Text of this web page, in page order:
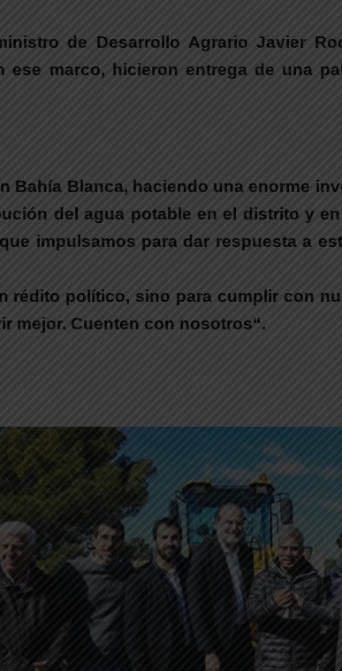
de Desarrollo Agrario Javier
ese marco,
hicieron entrega de una
Bahía Blanca, haciendo una enorme
del agua potable en el distrito y
impulsamos para dar respuesta a
rédito político, sino para cumplir con
mejor. Cuenten con nosotros“.